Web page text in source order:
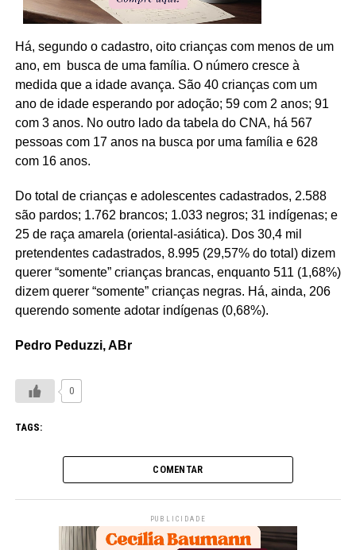
Há, segundo o cadastro, oito crianças com menos de um
ano, em busca de uma família. O número cresce à
medida que a idade avança. São 40 crianças com um
ano de idade esperando por adoção; 59 com 2 anos; 91
com 3 anos. No outro lado da tabela do CNA, há 567
pessoas com 17 anos na busca por uma família e 628
com 16 anos.
Do total de crianças e adolescentes cadastrados, 2.588
são pardos; 1.762 brancos; 1.033 negros; 31 indígenas; e
25 de raça amarela (oriental-asiática). Dos 30,4 mil
pretendentes cadastrados, 8.995 (29,57% do total) dizem
querer “somente” crianças brancas, enquanto 511 (1,68%)
dizem querer “somente” crianças negras. Há, ainda, 206
querendo somente adotar indígenas (0,68%).
Pedro Peduzzi, ABr
0
TAGS:
COMENTAR
PUBLICIDADE